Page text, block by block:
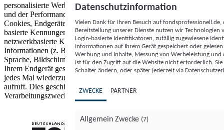
personalisierte Werbung und Inhalte, Messung von Werbeleistung
und der Performance von Inhalten sowie Zielgruppenforschung.
Cookies, Endgeräte- oder ähnliche Online-Kennungen (z. B. login-
basierte Kennungen, zufällig generierte Kennungen,
netzwerkbasierte Kennungen) können zusammen mit anderen
Informationen (z. B. Browsertyp und Browserinformationen,
Sprache, Bildschirmgröße, unterstützte Technologien usw.) auf
Ihrem Endgerät gespeichert oder von dort ausgelesen werden, um es
jedes Mal wiederzuerkennen, wenn es eine App oder einer Webseite
aufruft. Dies geschieht für einen oder mehrere der hier aufgeführten
Verarbeitungszwecke.
Datenschutzinformation
Vielen Dank für Ihren Besuch auf
Bereitstellung unserer Dienste nutzen wir Technologien
Login-basierte Identifikatoren, zufällig zugewiesene
Informationen auf Ihrem Gerät gespeichert oder
Werbung und Inhalte, Messung von Werbeleistung
ist für den Zugriff auf die Website nicht erforderlich.
Schalter ändern, oder später jederzeit via
ZWECKE PARTNER
Allgemein Zwecke (7)